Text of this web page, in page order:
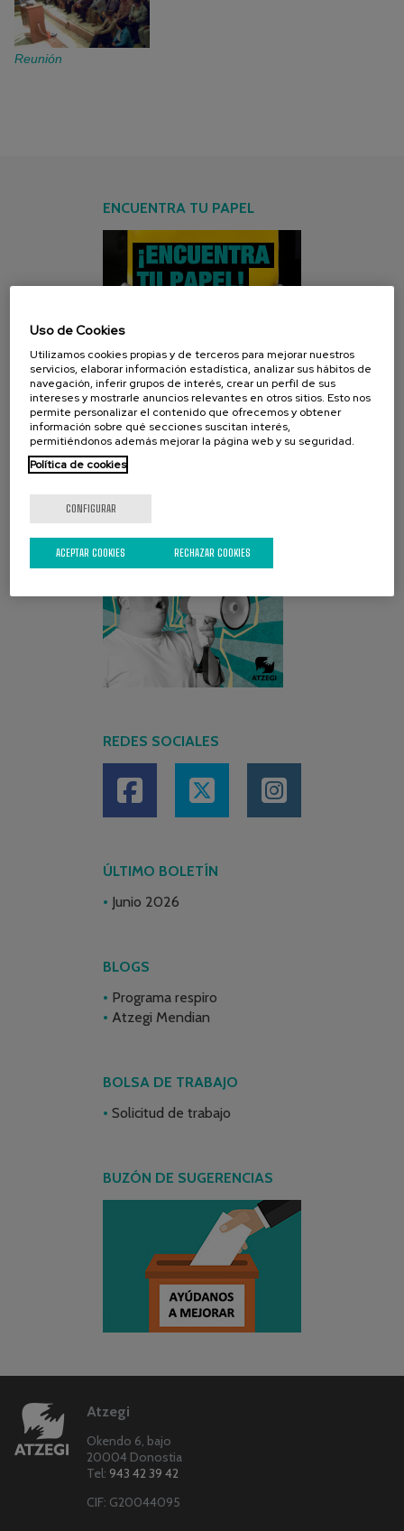
Reunión
ENCUENTRA TU PAPEL
CAMPAÑA ACTUAL
REDES SOCIALES
ÚLTIMO BOLETÍN
Junio 2026
BLOGS
Programa respiro
Atzegi Mendian
BOLSA DE TRABAJO
Solicitud de trabajo
BUZÓN DE SUGERENCIAS
Atzegi
Okendo 6, bajo
20004 Donostia
Tel: 943 42 39 42
CIF: G20044095
Uso de Cookies
Utilizamos cookies propias y de terceros para mejorar nuestros
servicios, elaborar información estadística, analizar sus hábitos de
navegación, inferir grupos de interés, crear un perfil de sus
intereses y mostrarle anuncios relevantes en otros sitios. Esto nos
permite personalizar el contenido que ofrecemos y obtener
información sobre qué secciones suscitan interés,
permitiéndonos además mejorar la página web y su seguridad.
Política de cookies
CONFIGURAR
RECHAZAR COOKIES
ACEPTAR COOKIES